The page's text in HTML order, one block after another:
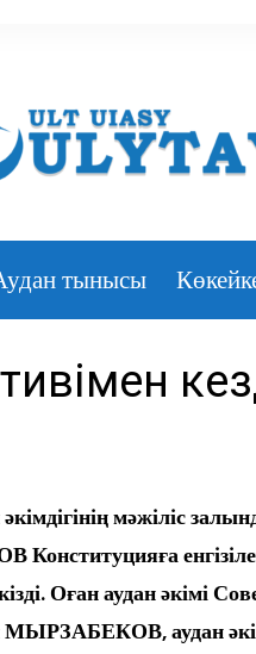
тынысы
мәжіліс
Оған аудан әкімі
аудан